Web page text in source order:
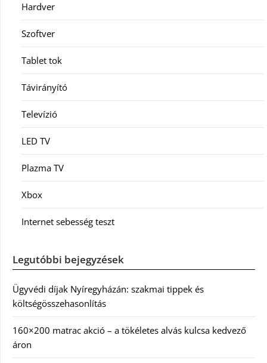
Hardver
Szoftver
Tablet tok
Távirányító
Televízió
LED TV
Plazma TV
Xbox
Internet sebesség teszt
Legutóbbi bejegyzések
Ügyvédi díjak Nyíregyházán: szakmai tippek és
költségösszehasonlítás
160×200 matrac akció – a tökéletes alvás kulcsa kedvező
áron